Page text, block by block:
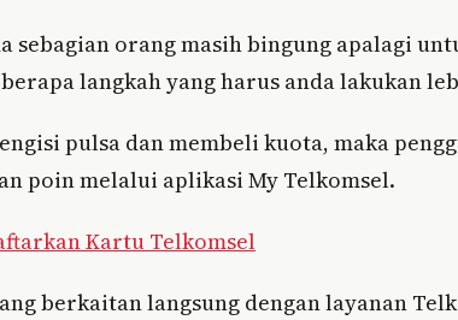
sebagian orang masih bingung apalagi
langkah yang harus anda lakukan
pulsa dan membeli kuota, maka
poin melalui aplikasi My Telkomsel.
Kartu Telkomsel
berkaitan langsung dengan layanan